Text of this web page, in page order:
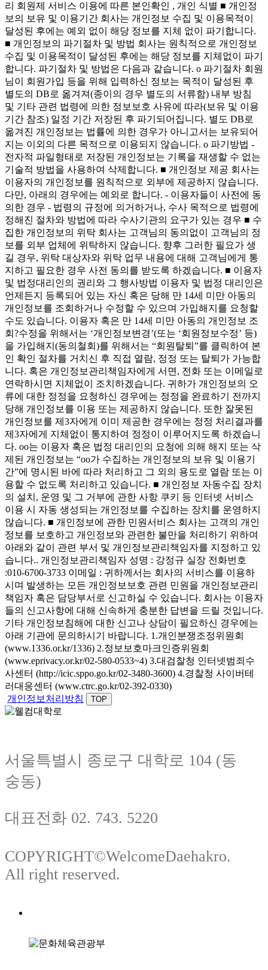
리 회원제 서비스 이용에 따른 본인확인 , 개인 식별 ■ 개인정
보의 보유 및 이용기간 회사는 개인정보 수집 및 이용목적이
달성된 후에는 예외 없이 해당 정보를 지체 없이 파기합니다.
■ 개인정보의 파기절차 및 방법 회사는 원칙적으로 개인정보
수집 및 이용목적이 달성된 후에는 해당 정보를 지체없이 파기
합니다. 파기절차 및 방법은 다음과 같습니다. ο 파기절차 회원
님이 회원가입 등을 위해 입력하신 정보는 목적이 달성된 후
별도의 DB로 옮겨져(종이의 경우 별도의 서류함) 내부 방침
및 기타 관련 법령에 의한 정보보호 사유에 따라(보유 및 이용
기간 참조) 일정 기간 저장된 후 파기되어집니다. 별도 DB로
옮겨진 개인정보는 법률에 의한 경우가 아니고서는 보유되어
지는 이외의 다른 목적으로 이용되지 않습니다. ο 파기방법 -
전자적 파일형태로 저장된 개인정보는 기록을 재생할 수 없는
기술적 방법을 사용하여 삭제합니다. ■ 개인정보 제공 회사는
이용자의 개인정보를 원칙적으로 외부에 제공하지 않습니다.
다만, 아래의 경우에는 예외로 합니다. - 이용자들이 사전에 동
의한 경우 - 법령의 규정에 의거하거나, 수사 목적으로 법령에
정해진 절차와 방법에 따라 수사기관의 요구가 있는 경우 ■ 수
집한 개인정보의 위탁 회사는 고객님의 동의없이 고객님의 정
보를 외부 업체에 위탁하지 않습니다. 향후 그러한 필요가 생
길 경우, 위탁 대상자와 위탁 업무 내용에 대해 고객님에게 통
지하고 필요한 경우 사전 동의를 받도록 하겠습니다. ■ 이용자
및 법정대리인의 권리와 그 행사방법 이용자 및 법정 대리인은
언제든지 등록되어 있는 자신 혹은 당해 만 14세 미만 아동의
개인정보를 조회하거나 수정할 수 있으며 가입해지를 요청할
수도 있습니다. 이용자 혹은 만 14세 미만 아동의 개인정보 조
회?수정을 위해서는 ‘개인정보변경’(또는 ‘회원정보수정’ 등)
을 가입해지(동의철회)를 위해서는 “회원탈퇴”를 클릭하여 본
인 확인 절차를 거치신 후 직접 열람, 정정 또는 탈퇴가 가능합
니다. 혹은 개인정보관리책임자에게 서면, 전화 또는 이메일로
연락하시면 지체없이 조치하겠습니다. 귀하가 개인정보의 오
류에 대한 정정을 요청하신 경우에는 정정을 완료하기 전까지
당해 개인정보를 이용 또는 제공하지 않습니다. 또한 잘못된
개인정보를 제3자에게 이미 제공한 경우에는 정정 처리결과를
제3자에게 지체없이 통지하여 정정이 이루어지도록 하겠습니
다. oo는 이용자 혹은 법정 대리인의 요청에 의해 해지 또는 삭
제된 개인정보는 “oo가 수집하는 개인정보의 보유 및 이용기
간”에 명시된 바에 따라 처리하고 그 외의 용도로 열람 또는 이
용할 수 없도록 처리하고 있습니다. ■ 개인정보 자동수집 장치
의 설치, 운영 및 그 거부에 관한 사항 쿠키 등 인터넷 서비스
이용 시 자동 생성되는 개인정보를 수집하는 장치를 운영하지
않습니다. ■ 개인정보에 관한 민원서비스 회사는 고객의 개인
정보를 보호하고 개인정보와 관련한 불만을 처리하기 위하여
아래와 같이 관련 부서 및 개인정보관리책임자를 지정하고 있
습니다.. 개인정보관리책임자 성명 : 강정규 실장 전화번호
:010-6700-3733 이메일 : 귀하께서는 회사의 서비스를 이용하
시며 발생하는 모든 개인정보보호 관련 민원을 개인정보관리
책임자 혹은 담당부서로 신고하실 수 있습니다. 회사는 이용자
들의 신고사항에 대해 신속하게 충분한 답변을 드릴 것입니다.
기타 개인정보침해에 대한 신고나 상담이 필요하신 경우에는
아래 기관에 문의하시기 바랍니다. 1.개인분쟁조정위원회
(www.1336.or.kr/1336) 2.정보보호마크인증위원회
(www.eprivacy.or.kr/02-580-0533~4) 3.대검찰청 인터넷범죄수
사센터 (http://icic.sppo.go.kr/02-3480-3600) 4.경찰청 사이버테
러대응센터 (www.ctrc.go.kr/02-392-0330)
개인정보처리방침
TOP
서울특별시 종로구 대학로 104 (동
숭동)
대표전화 02. 743. 5220
COPYRIGHT©WelcomeDaehakro.
All right reserved.